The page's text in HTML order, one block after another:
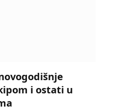
i ostati u